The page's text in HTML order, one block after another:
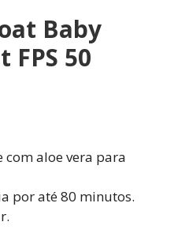
Baby
50
com aloe vera para
por até 80 minutos.